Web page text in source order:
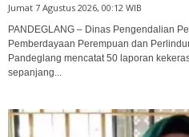
Jumat 7 Agustus 2026, 00:12 WIB
PANDEGLANG – Dinas Pengendalian
Pemberdayaan Perempuan dan
Pandeglang mencatat 50 laporan
sepanjang...